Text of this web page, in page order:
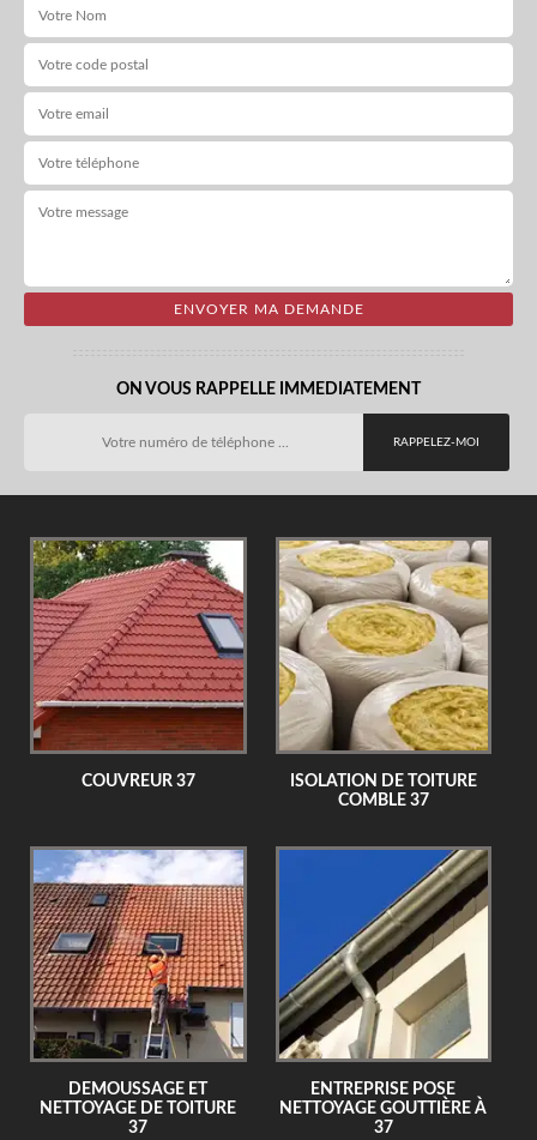
ON VOUS RAPPELLE IMMEDIATEMENT
COUVREUR 37
ISOLATION DE TOITURE
COMBLE 37
DEMOUSSAGE ET
NETTOYAGE DE TOITURE
37
ENTREPRISE POSE
NETTOYAGE GOUTTIÈRE À
37